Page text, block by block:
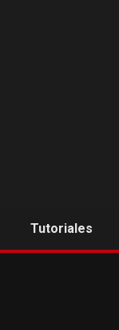
Tutoriales